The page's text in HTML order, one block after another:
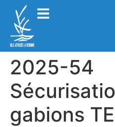
2025-54
gabions